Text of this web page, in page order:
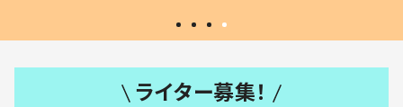
ライター募集！